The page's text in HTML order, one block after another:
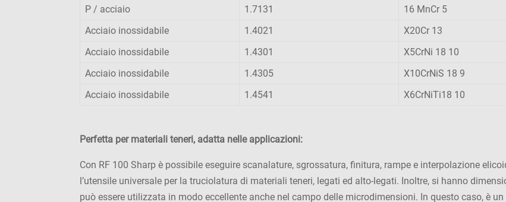
P / acciaio
1.7131 16 MnCr 5
Acciaio inossidabile
1.4021 X20Cr 13
Acciaio inossidabile
1.4301 X5CrNi 18 10
Acciaio inossidabile
1.4305 X10CrNiS 18 9
Acciaio inossidabile
1.4541 X6CrNiTi18 10
Perfetta per materiali teneri, adatta nelle applicazioni:
Con RF 100 Sharp è possibile eseguire scanalature, sgrossatura, finitura, rampe e interpolazione
l’utensile universale per la truciolatura di materiali teneri, legati ed alto-legati. Inoltre, si hanno
può essere utilizzata in modo eccellente anche nel campo delle microdimensioni. In questo caso, è